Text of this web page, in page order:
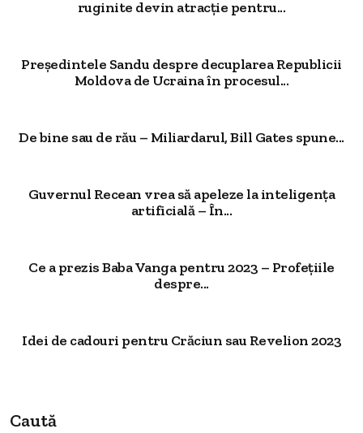
ruginite devin atracție pentru...
Președintele Sandu despre decuplarea Republicii
Moldova de Ucraina în procesul...
De bine sau de rău – Miliardarul, Bill Gates spune...
Guvernul Recean vrea să apeleze la inteligența
artificială – În...
Ce a prezis Baba Vanga pentru 2023 – Profețiile
despre...
Idei de cadouri pentru Crăciun sau Revelion 2023
Caută